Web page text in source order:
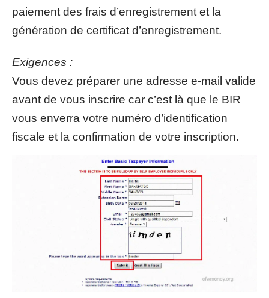
paiement des frais d’enregistrement et la
génération de certificat d’enregistrement.
Exigences :
Vous devez préparer une adresse e-mail valide
avant de vous inscrire car c’est là que le BIR
vous enverra votre numéro d’identification
fiscale et la confirmation de votre inscription.